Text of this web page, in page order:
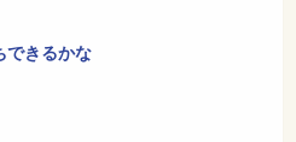
できるかな